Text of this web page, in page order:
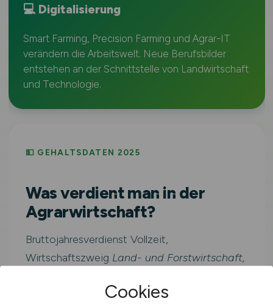
💻 Digitalisierung
Smart Farming, Precision Farming und Agrar-IT
verändern die Arbeitswelt. Neue Berufsbilder
entstehen an der Schnittstelle von Landwirtschaft
und Technologie.
💵 GEHALTSDATEN 2025
Was verdient man in der
Agrarwirtschaft?
Bruttojahresverdienst Vollzeit,
Wirtschaftszweig Land- und Forstwirtschaft,
Sonderzahlungen.Cookies